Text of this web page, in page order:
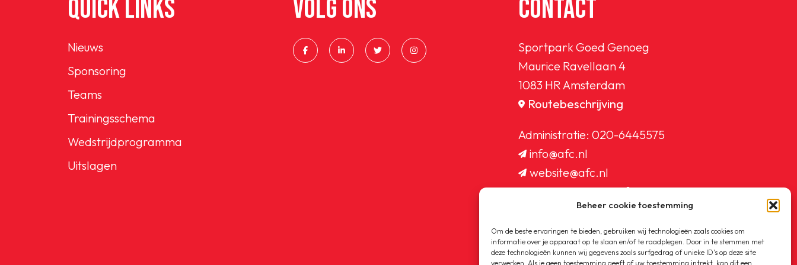
Beheer cookie toestemming
Om de beste ervaringen te bieden, gebruiken wij technologieën zoals cookies om
informatie over je apparaat op te slaan en/of te raadplegen. Door in te stemmen met
deze technologieën kunnen wij gegevens zoals surfgedrag of unieke ID's op deze site
verwerken. Als je geen toestemming geeft of uw toestemming intrekt, kan dit een
QUICK LINKS
Nieuws
Sponsoring
Teams
Trainingsschema
Wedstrijdprogramma
Uitslagen
VOLG ONS CONTACT
Sportpark Goed Genoeg
Maurice Ravellaan 4
1083 HR Amsterdam
Routebeschrijving
Administratie: 020-6445575
info@afc.nl
website@afc.nl
wedstrijdzaken@afc.nl
ledenadministratie@afc.nl